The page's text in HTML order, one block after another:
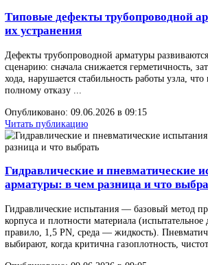
Типовые дефекты
их устранения
сценарию: сначала снижается
хода, нарушается стабильность работы
полному отказу ...
Опубликовано: 09.06.2026 в 09:15
Читать публикацию
Гидравлические и
арматуры: в чем разница и что